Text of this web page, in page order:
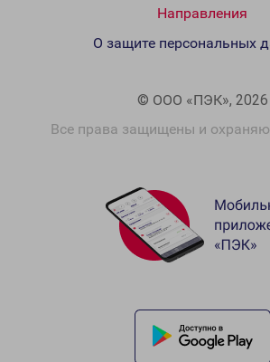
Направления
© ООО «ПЭК», 2026
Все права защищены и
О защите персональных